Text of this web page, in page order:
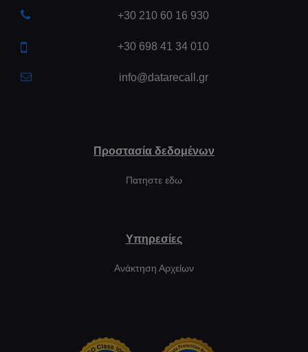
+30 210 60 16 930
+30 698 41 34 010
info@datarecall.gr
Προστασία δεδομένων
Πατηστε εδω
Υπηρεσίες
Ανάκτηση Αρχείων